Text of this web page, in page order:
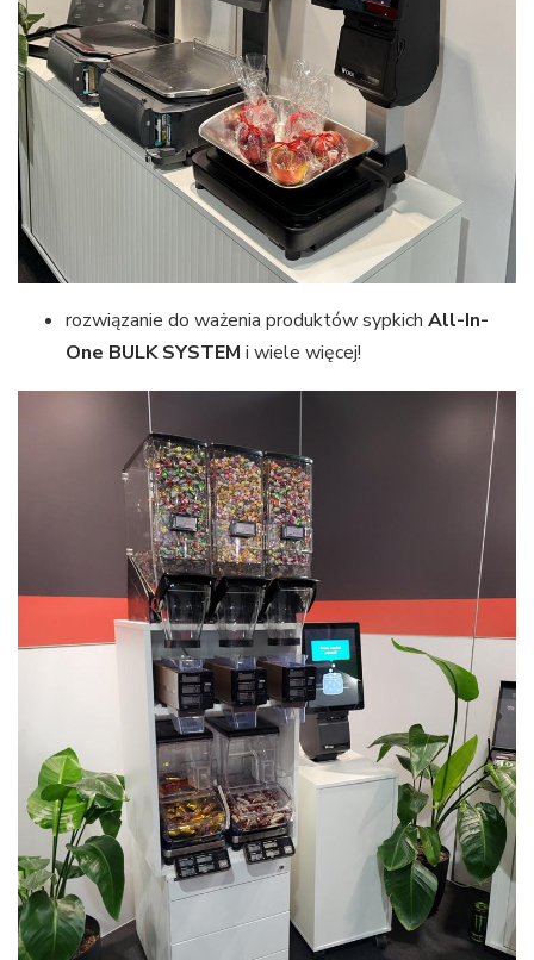
rozwiązanie do ważenia produktów sypkich All-In-
One BULK SYSTEM i wiele więcej!